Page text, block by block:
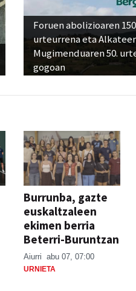
Foruen abolizioaren
urteurrena eta
Mugimenduaren 50.
gogoan
Burrunba, gazte
euskaltzaleen
ekimen berria
Beterri-Buruntzan
Aiurri abu 07, 07:00
URNIETA